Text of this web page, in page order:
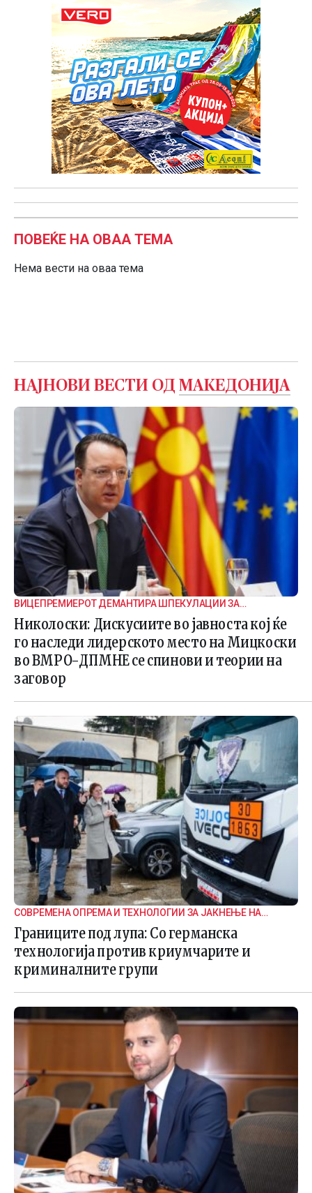
ПОВЕЌЕ НА ОВАА ТЕМА
Нема вести на оваа тема
НАЈНОВИ ВЕСТИ ОД МАКЕДОНИЈА
ВИЦЕПРЕМИЕРОТ ДЕМАНТИРА ШПЕКУЛАЦИИ ЗА
ВНАТРЕПАРТИСКИ ПОДЕЛБИ
Николоски: Дискусиите во јавноста кој ќе
го наследи лидерското место на Мицкоски
во ВМРО-ДПМНЕ се спинови и теории на
заговор
СОВРЕМЕНА ОПРЕМА И ТЕХНОЛОГИИ ЗА ЈАКНЕЊЕ НА
ГРАНИЧНАТА БЕЗБЕДНОСТ
Границите под лупа: Со германска
технологија против криумчарите и
криминалните групи